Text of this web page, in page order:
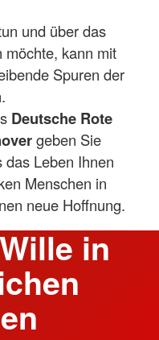
und über das
möchte, kann mit
Spuren der
Deutsche Rote
geben Sie
Leben Ihnen
Menschen in
neue Hoffnung.
in